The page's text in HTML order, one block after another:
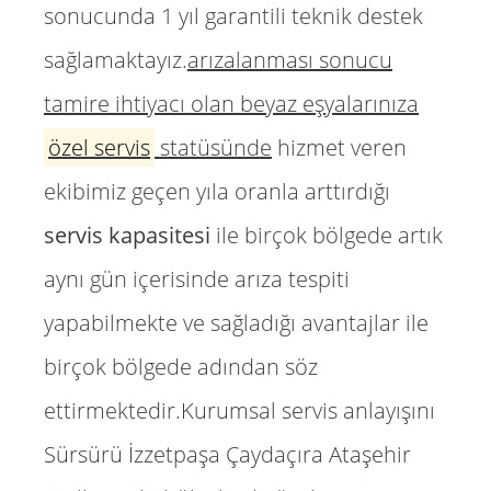
sonucunda 1 yıl garantili teknik destek
sağlamaktayız.arızalanması sonucu
tamire ihtiyacı olan beyaz eşyalarınıza
özel servis statüsünde hizmet veren
ekibimiz geçen yıla oranla arttırdığı
servis kapasitesi ile birçok bölgede artık
aynı gün içerisinde arıza tespiti
yapabilmekte ve sağladığı avantajlar ile
birçok bölgede adından söz
ettirmektedir.Kurumsal servis anlayışını
Sürsürü İzzetpaşa Çaydaçıra Ataşehir